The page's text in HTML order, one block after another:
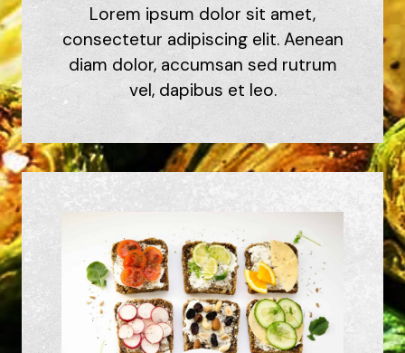
Lorem ipsum dolor sit amet,
consectetur adipiscing elit. Aenean
diam dolor, accumsan sed rutrum
vel, dapibus et leo.